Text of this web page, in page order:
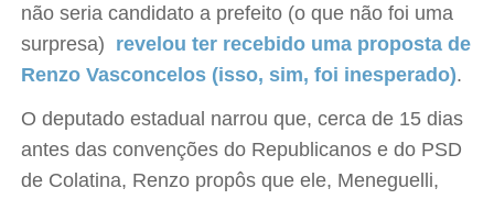
não seria candidato a prefeito (o que não foi uma
surpresa) revelou ter recebido uma proposta de
Renzo Vasconcelos (isso, sim, foi inesperado).
O deputado estadual narrou que, cerca de 15 dias
antes das convenções do Republicanos e do PSD
de Colatina, Renzo propôs que ele, Meneguelli,